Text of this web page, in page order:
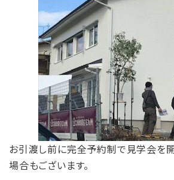
お引渡し前に完全予約制で見学会を
場合もございます。